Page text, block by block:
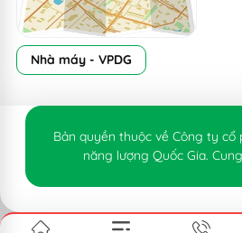
Nhà máy - VPDG
Bản quyền thuộc về Công ty cổ
năng lượng Quốc Gia.